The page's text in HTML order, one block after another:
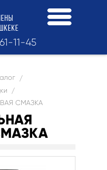
11-45
/
/
СМАЗКА